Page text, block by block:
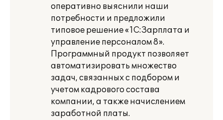
оперативно выяснили наши
потребности и предложили
типовое решение «1С:Зарплата и
управление персоналом 8».
Программный продукт позволяет
автоматизировать множество
задач, связанных с подбором и
учетом кадрового состава
компании, а также начислением
заработной платы.